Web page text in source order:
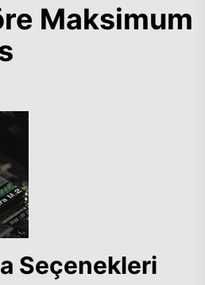
Maksimum
Seçenekleri